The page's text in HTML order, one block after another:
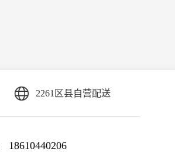
2261区县自营配送
18610440206